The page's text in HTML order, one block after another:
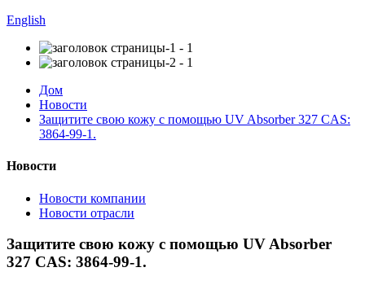
English
Дом
Новости
Защитите свою кожу с помощью UV Absorber 327 CAS:
3864-99-1.
Новости
Новости компании
Новости отрасли
Защитите свою кожу с помощью UV Absorber
327 CAS: 3864-99-1.